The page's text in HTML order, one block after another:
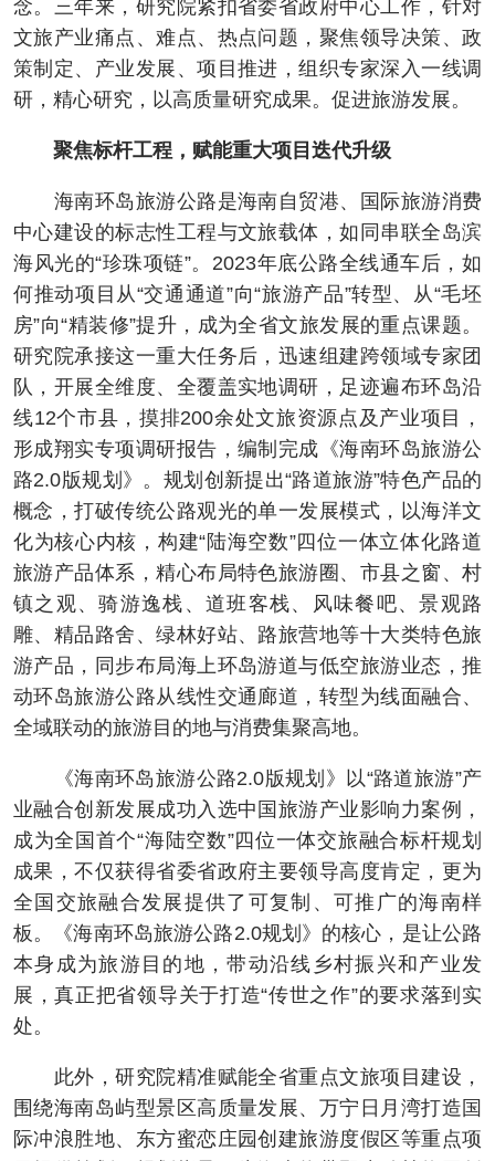
念。三年来，研究院紧扣省委省政府中心工作，针对
文旅产业痛点、难点、热点问题，聚焦领导决策、政
策制定、产业发展、项目推进，组织专家深入一线调
研，精心研究，以高质量研究成果。促进旅游发展。
聚焦标杆工程，赋能重大项目迭代升级
海南环岛旅游公路是海南自贸港、国际旅游消费
中心建设的标志性工程与文旅载体，如同串联全岛滨
海风光的“珍珠项链”。2023年底公路全线通车后，如
何推动项目从“交通通道”向“旅游产品”转型、从“毛坯
房”向“精装修”提升，成为全省文旅发展的重点课题。
研究院承接这一重大任务后，迅速组建跨领域专家团
队，开展全维度、全覆盖实地调研，足迹遍布环岛沿
线12个市县，摸排200余处文旅资源点及产业项目，
形成翔实专项调研报告，编制完成《海南环岛旅游公
路2.0版规划》。规划创新提出“路道旅游”特色产品的
概念，打破传统公路观光的单一发展模式，以海洋文
化为核心内核，构建“陆海空数”四位一体立体化路道
旅游产品体系，精心布局特色旅游圈、市县之窗、村
镇之观、骑游逸栈、道班客栈、风味餐吧、景观路
雕、精品路舍、绿林好站、路旅营地等十大类特色旅
游产品，同步布局海上环岛游道与低空旅游业态，推
动环岛旅游公路从线性交通廊道，转型为线面融合、
全域联动的旅游目的地与消费集聚高地。
《海南环岛旅游公路2.0版规划》以“路道旅游”产
业融合创新发展成功入选中国旅游产业影响力案例，
成为全国首个“海陆空数”四位一体交旅融合标杆规划
成果，不仅获得省委省政府主要领导高度肯定，更为
全国交旅融合发展提供了可复制、可推广的海南样
板。《海南环岛旅游公路2.0规划》的核心，是让公路
本身成为旅游目的地，带动沿线乡村振兴和产业发
展，真正把省领导关于打造“传世之作”的要求落到实
处。
此外，研究院精准赋能全省重点文旅项目建设，
围绕海南岛屿型景区高质量发展、万宁日月湾打造国
际冲浪胜地、东方蜜恋庄园创建旅游度假区等重点项